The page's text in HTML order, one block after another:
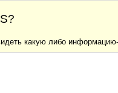
какую либо